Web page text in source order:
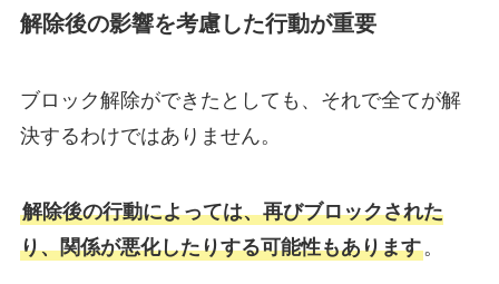
解除後の影響を考慮した行動が重要
ブロック解除ができたとしても、それで全てが解
決するわけではありません。
解除後の行動によっては、再びブロックされた
り、関係が悪化したりする可能性もあります。